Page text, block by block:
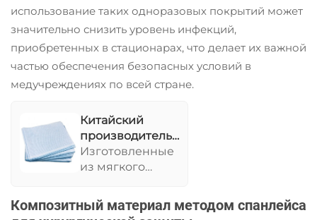
использование таких одноразовых покрытий может
значительно снизить уровень инфекций,
приобретенных в стационарах, что делает их важной
частью обеспечения безопасных условий в
медучреждениях по всей стране.
Китайский
производитель
Различные
размеры
одноразовые
постельные
Изготовленные
из мягкого
материала, эти
простыни
Композитный материал методом спанлейса